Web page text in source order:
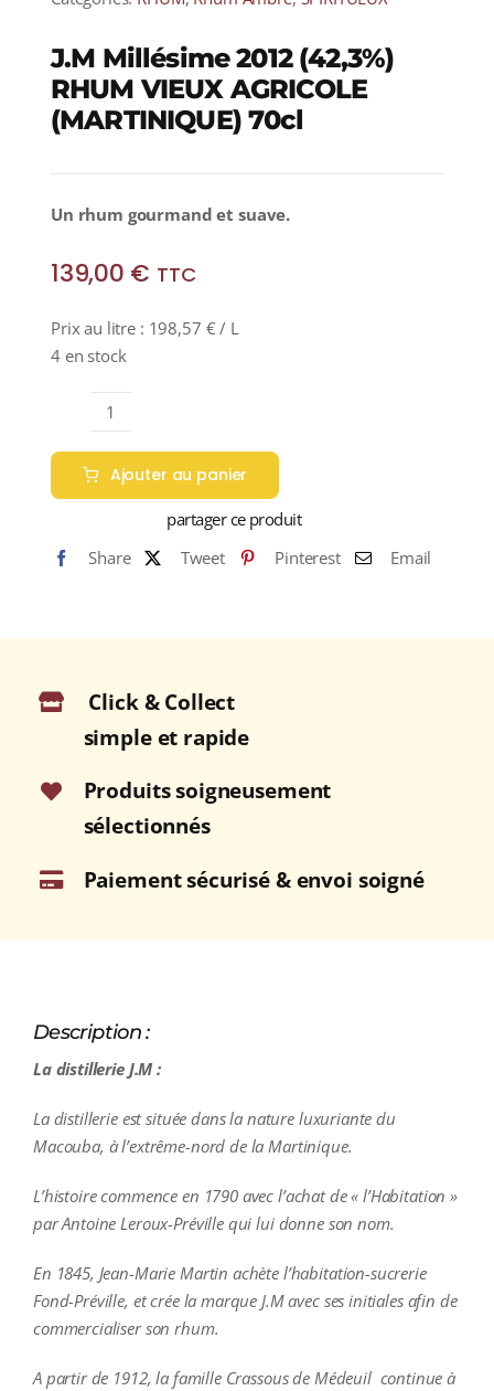
J.M Millésime 2012 (42,3%)
RHUM VIEUX AGRICOLE
(MARTINIQUE) 70cl
Un rhum gourmand et suave.
139,00 € TTC
Prix au litre : 198,57 € / L
4 en stock
quantité
de
J.M
Millésime
(42,3%)
AGRICOLE
70cl
Ajouter au panier
partager ce produit
Share
Tweet Pinterest Email
Click & Collect
simple et rapide
Produits soigneusement
sélectionnés
Paiement sécurisé & envoi soigné
Description :
La distillerie J.M :
La distillerie est située dans la nature luxuriante du
Macouba, à l’extrême-nord de la Martinique.
L’histoire commence en 1790 avec l’achat de « l’Habitation »
par Antoine Leroux-Préville qui lui donne son nom.
En 1845, Jean-Marie Martin achète l’habitation-sucrerie
Fond-Préville, et crée la marque J.M avec ses initiales afin de
commercialiser son rhum.
A partir de 1912, la famille Crassous de Médeuil continue à